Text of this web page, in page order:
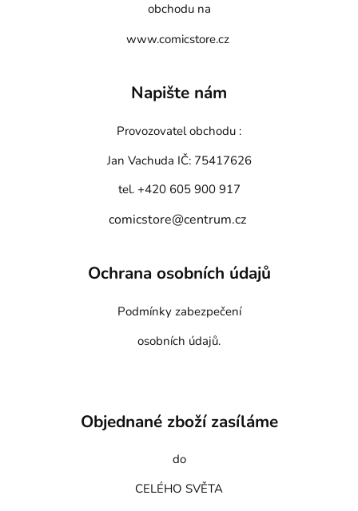
obchodu na
www.comicstore.cz
Napište nám
Provozovatel obchodu :
Jan Vachuda IČ: 75417626
tel. +420 605 900 917
comicstore@centrum.cz
Ochrana osobních údajů
Podmínky zabezpečení
osobních údajů.
Objednané zboží zasíláme
do
CELÉHO SVĚTA